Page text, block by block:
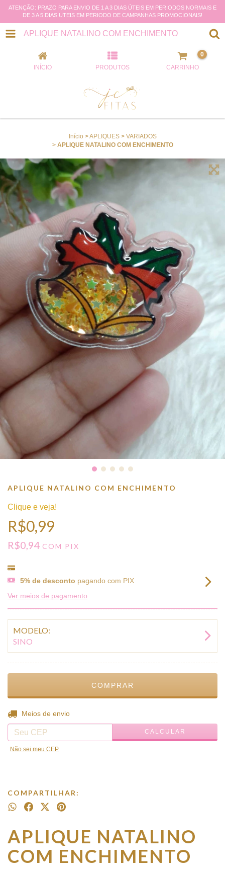
ATENÇÃO: PRAZO PARA ENVIO DE 1 A 3 DIAS ÚTEIS EM PERIODOS NORMAIS E
DE 3 A 5 DIAS UTEIS EM PERIODO DE CAMPANHAS PROMOCIONAIS!
APLIQUE NATALINO COM ENCHIMENTO
INÍCIO PRODUTOS CARRINHO
0
Início >APLIQUES > VARIADOS
> APLIQUE NATALINO COM ENCHIMENTO
APLIQUE NATALINO COM ENCHIMENTO
Clique e veja!
R$0,99
R$0,94 COM PIX
5% de desconto pagando com PIX
Ver meios de pagamento
MODELO:
SINO
Entregas para o CEP:
Meios de envio
CALCULAR
Não sei meu CEP
COMPARTILHAR:
APLIQUE NATALINO
COM ENCHIMENTO